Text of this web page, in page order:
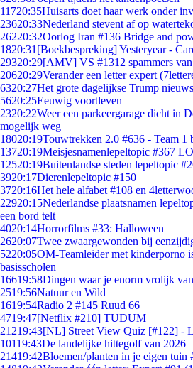
11720:35Huisarts doet haar werk onder
23620:33Nederland stevent af op
26220:32Oorlog Iran #136 Bridge and
1820:31 [Boekbespreking] Yesteryear -
29320:29[AMV] VS #1312 spammers
20620:29Verander een letter expert
6320:27Het grote dagelijkse Trump
5620:25Eeuwig voortleven
2320:22Weer een parkeergarage dicht in
mogelijk weg
18020:19Touwtrekken 2.0 #636 - Team
13720:19Meisjesnamenlepeltopic #367
12520:19Buitenlandse steden lepeltopic
3920:17Dierenlepeltopic #150
3720:16Het hele alfabet #108 en
22920:15Nederlandse plaatsnamen
een bord telt
4020:14Horrorfilms #33: Halloween
2620:07Twee zwaargewonden bij
5220:05OM-Teamleider met kinderporno
basisscholen
16619:58Dingen waar je enorm vrolijk
2519:56Natuur en Wild
1619:54Radio 2 #145 Ruud 66
4719:47[Netflix #210] TUDUM
21219:43[NL] Street View Quiz [#122] -
10119:43De landelijke hittegolf van 2026
21419:42Bloemen/planten in je eigen tuin